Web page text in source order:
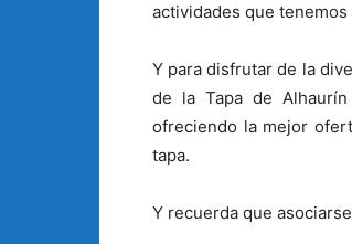
actividades que
Y para disfrutar de la
de la Tapa de
ofreciendo la mejor
tapa.
Y recuerda que